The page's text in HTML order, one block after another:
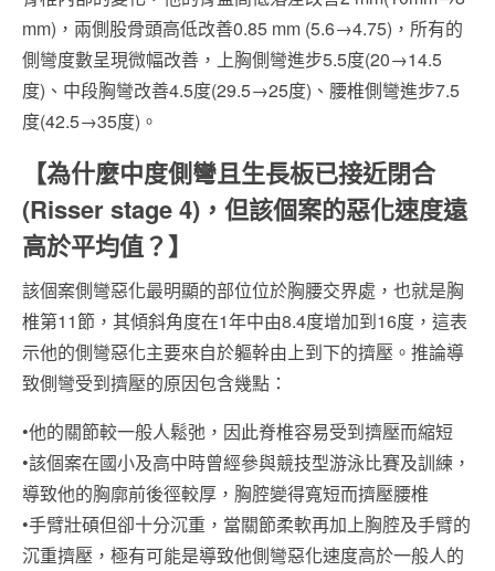
mm)，兩側股骨頭高低改善0.85 mm (5.6→4.75)，所有的
側彎度數呈現微幅改善，上胸側彎進步5.5度(20→14.5
度)、中段胸彎改善4.5度(29.5→25度)、腰椎側彎進步7.5
度(42.5→35度)。
【為什麼中度側彎且生長板已接近閉合
(Risser stage 4)，但該個案的惡化速度遠
高於平均值？】
該個案側彎惡化最明顯的部位位於胸腰交界處，也就是胸
椎第11節，其傾斜角度在1年中由8.4度增加到16度，這表
示他的側彎惡化主要來自於軀幹由上到下的擠壓。推論導
致側彎受到擠壓的原因包含幾點：
•他的關節較一般人鬆弛，因此脊椎容易受到擠壓而縮短
•該個案在國小及高中時曾經參與競技型游泳比賽及訓練，
導致他的胸廓前後徑較厚，胸腔變得寬短而擠壓腰椎
•手臂壯碩但卻十分沉重，當關節柔軟再加上胸腔及手臂的
沉重擠壓，極有可能是導致他側彎惡化速度高於一般人的